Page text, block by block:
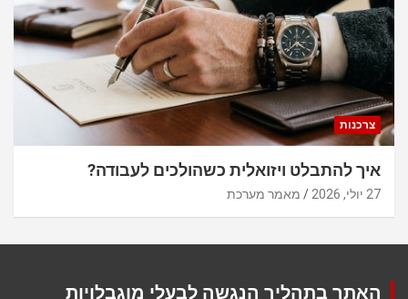
צרכנות
איך להתבלט ויזואלית כשהולכים לעבודה?
27 יולי, 2026 מאמר מערכת
האתר בתהליך הנגשה לבעלי מוגבלויות